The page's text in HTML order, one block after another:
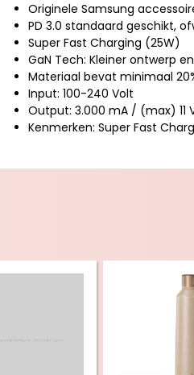
Originele Samsung
PD 3.0 standaard geschikt,
Super Fast Charging (25W)
GaN Tech: Kleiner ontwerp
Materiaal bevat minimaal
Input: 100-240 Volt
Output: 3.000 mA / (max) 11
Kenmerken: Super Fast